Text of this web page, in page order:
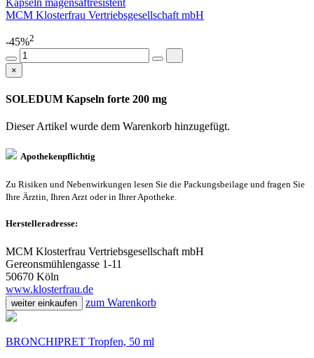
Kapseln magensaftresistent
MCM Klosterfrau Vertriebsgesellschaft mbH
-45%2
×
SOLEDUM Kapseln forte 200 mg
Dieser Artikel wurde dem Warenkorb hinzugefügt.
Apothekenpflichtig
Zu Risiken und Nebenwirkungen lesen Sie die Packungsbeilage und fragen Sie
Ihre Ärztin, Ihren Arzt oder in Ihrer Apotheke.
Herstelleradresse:
MCM Klosterfrau Vertriebsgesellschaft mbH
Gereonsmühlengasse 1-11
50670 Köln
www.klosterfrau.de
weiter einkaufen zum Warenkorb
BRONCHIPRET Tropfen, 50 ml